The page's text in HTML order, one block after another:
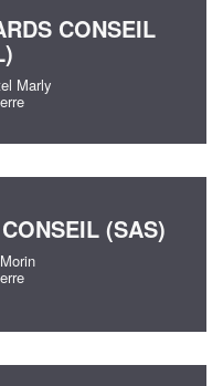
CONSEIL
Marly
(SAS)